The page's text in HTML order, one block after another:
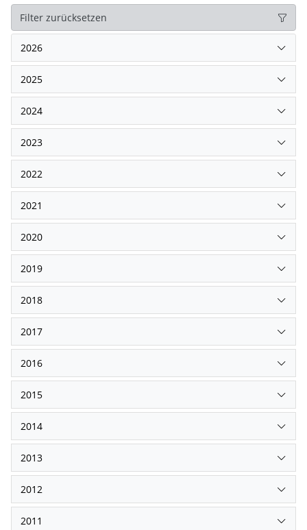
Filter zurücksetzen
2026
2025
2024
2023
2022
2021
2020
2019
2018
2017
2016
2015
2014
2013
2012
2011